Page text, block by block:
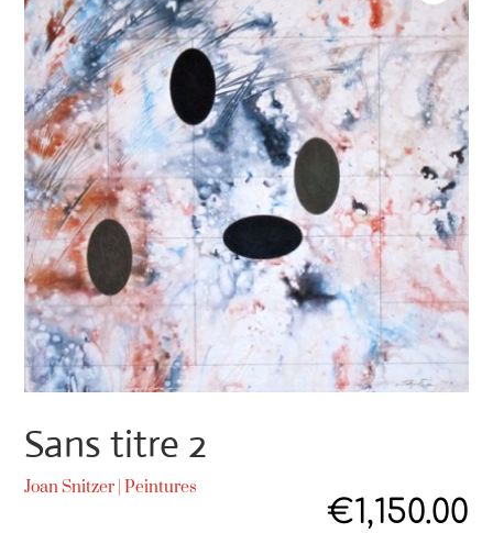
Sans titre 2
Joan Snitzer |Peintures
€1,150.00